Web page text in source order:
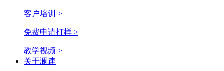
客户培训 >
免费申请打样 >
教学视频 >
关于澜速